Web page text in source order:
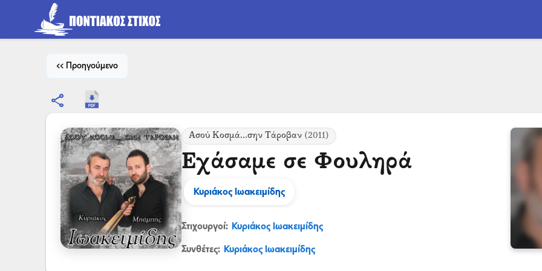
<< Προηγούμενο
share
Ασού Κοσμά...σην Τάροβαν (2011)
Εχάσαμε σε Φουληρά
Κυριάκος Ιωακειμίδης
Στιχουργοί: Κυριάκος Ιωακειμίδης
Συνθέτες: Κυριάκος Ιωακειμίδης